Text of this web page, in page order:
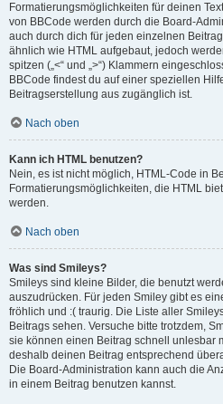
Formatierungsmöglichkeiten für deinen
von BBCode werden durch die Board-
auch durch dich für jeden einzelnen
ähnlich wie HTML aufgebaut, jedoch
spitzen („<“ und „>“) Klammern
BBCode findest du auf einer speziellen
Beitragserstellung aus zugänglich ist.
Nach oben
Kann ich HTML benutzen?
Nein, es ist nicht möglich, HTML-Code in
Formatierungsmöglichkeiten, die HTML
werden.
Nach oben
Was sind Smileys?
Smileys sind kleine Bilder, die benutzt
auszudrücken. Für jeden Smiley gibt es
fröhlich und :( traurig. Die Liste aller
Beitrags sehen. Versuche bitte trotzdem,
sie können einen Beitrag schnell unlesbar
deshalb deinen Beitrag entsprechend
Die Board-Administration kann auch die
in einem Beitrag benutzen kannst.